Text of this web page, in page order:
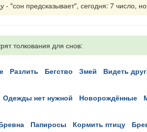
"сон предсказывает", сегодня: 7 число,
толкования для снов:
разлить бегство змей видеть
одежды нет нужной новорождённые
бревна папиросы кормить птицу